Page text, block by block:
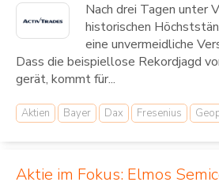
Nach drei Tagen unter
historischen
eine unvermeidliche
Dass die beispiellose Rekordjagd
gerät, kommt für...
Aktien Bayer Dax Fresenius
Aktie im Fokus: Elmos